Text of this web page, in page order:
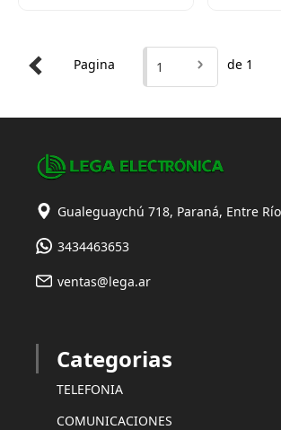
Pagina 1 de 1
Gualeguaychú 718, Paraná, Entre
3434463653
ventas@lega.ar
Categorias
TELEFONIA
COMUNICACIONES